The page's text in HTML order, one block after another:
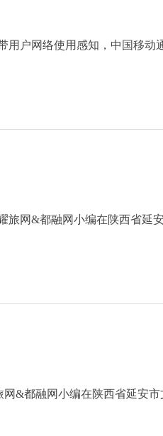
用户网络使用感知，中国移动
旅网&都融网小编在陕西省延
网&都融网小编在陕西省延安市